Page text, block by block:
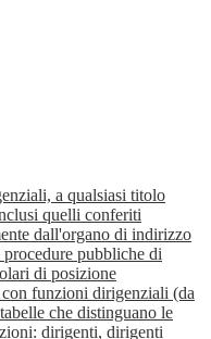
a qualsiasi titolo
quelli conferiti
dall'organo di indirizzo
pubbliche di
di posizione
funzioni dirigenziali (da
che distinguano le
dirigenti, dirigenti